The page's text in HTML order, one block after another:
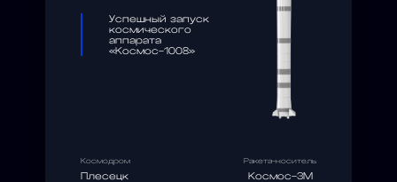
Успешный запуск
космического
аппарата
«Космос-1008»
Космодром
Плесецк
Ракета-носитель
Космос-3М